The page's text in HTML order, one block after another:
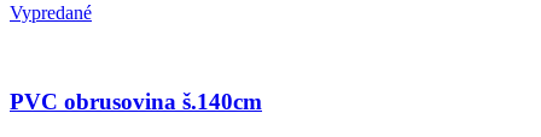
Vypredané
PVC obrusovina š.140cm